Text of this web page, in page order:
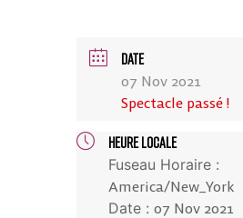
DATE
07 Nov 2021
Spectacle passé !
HEURE LOCALE
Fuseau Horaire :
America/New_York
Date : 07 Nov 2021